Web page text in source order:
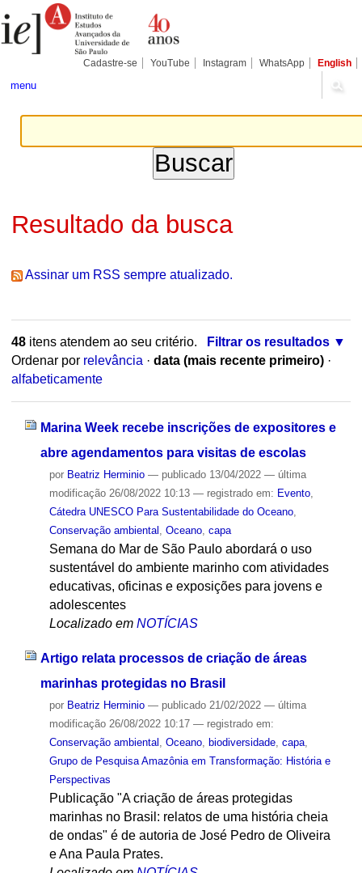
para
conteúdo.
Pessoais
Cadastre-se YouTube Instagram WhatsApp English
menu
Resultado da busca
Assinar um RSS sempre atualizado.
48itens atendem ao seu critério.
Filtrar os resultados
Ordenar por relevância · data (mais recente primeiro) ·
alfabeticamente
Marina Week recebe inscrições de expositores e
abre agendamentos para visitas de escolas
por Beatriz Herminio — publicado13/04/2022 — última
modificação26/08/2022 10:13 — registrado em: Evento,
Cátedra UNESCO Para Sustentabilidade do Oceano,
Conservação ambiental
Oceano, capa
Semana do Mar de São Paulo abordará o uso
sustentável do ambiente marinho com atividades
educativas, oficinas e exposições para jovens e
adolescentes
Localizado em NOTÍCIAS
Artigo relata processos de criação de áreas
marinhas protegidas no Brasil
por Beatriz Herminio — publicado21/02/2022 — última
modificação26/08/2022 10:17 — registrado em:
Conservação ambiental Oceano, biodiversidade, capa,
Grupo de Pesquisa Amazônia em Transformação: História e
Perspectivas
Publicação "A criação de áreas protegidas
marinhas no Brasil: relatos de uma história cheia
de ondas" é de autoria de José Pedro de Oliveira
e Ana Paula Prates.